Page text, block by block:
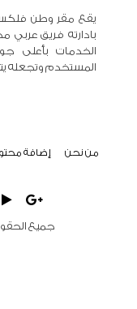
يقع مقر وطن فلكس
بادارته فريق
الخدمات بأعلى
المستخدم وتجعله
من نحن إضافة
جميع